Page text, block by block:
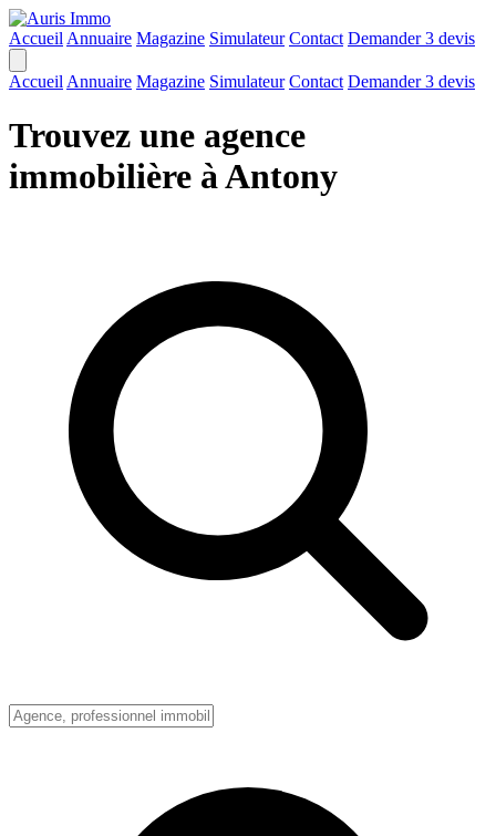
Accueil Annuaire Magazine Simulateur Contact Demander 3 devis
Accueil Annuaire Magazine Simulateur Contact Demander 3 devis
Trouvez une agence
immobilière à Antony